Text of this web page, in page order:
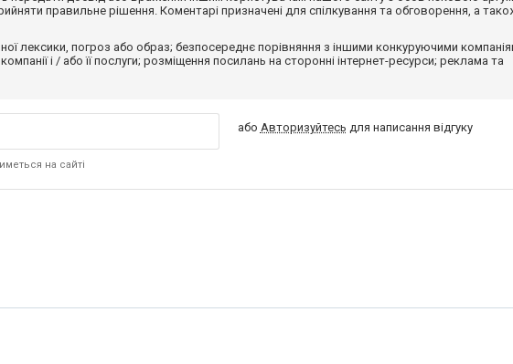
правильне рішення. Коментарі призначені для спілкування та обговорення, а
лексики, погроз або образ; безпосереднє порівняння з іншими конкуруючими
і / або її послуги; розміщення посилань на сторонні інтернет-ресурси; реклама та
на сайті
або Авторизуйтесь для написання відгуку